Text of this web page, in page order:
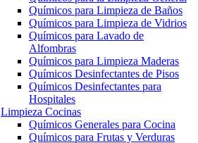
Químicos para Limpieza de Baños
Químicos para Limpieza de Vidrios
Químicos para Lavado de
Alfombras
Químicos para Limpieza Maderas
Químicos Desinfectantes de Pisos
Químicos Desinfectantes para
Hospitales
Limpieza Cocinas
Químicos Generales para Cocina
Químicos para Frutas y Verduras